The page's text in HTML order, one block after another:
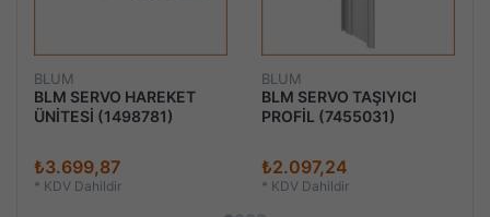
BLUM
BLM SERVO HAREKET
ÜNİTESİ (1498781)
₺3.699,87
* KDV Dahildir
BLUM
BLM SERVO TAŞIYICI
PROFİL (7455031)
₺2.097,24
* KDV Dahildir